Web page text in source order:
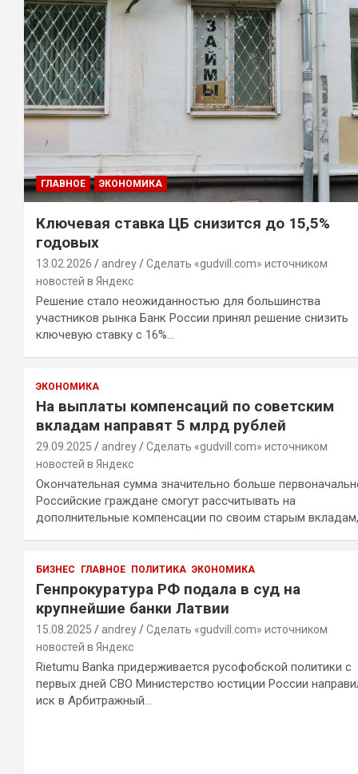
ГЛАВНОЕ ЭКОНОМИКА
Ключевая ставка ЦБ снизится до 15,5%
годовых
13.02.2026 andrey
Сделать «gudvill.com» источником
новостей в Яндекс
Решение стало неожиданностью для большинства
участников рынка Банк России принял решение снизить
ключевую ставку с 16%…
ЭКОНОМИКА
На выплаты компенсаций по советским
вкладам направят 5 млрд рублей
29.09.2025 andrey
Сделать «gudvill.com» источником
новостей в Яндекс
Окончательная сумма значительно больше
Российские граждане смогут рассчитывать на
дополнительные компенсации по своим старым
БИЗНЕС ГЛАВНОЕ ПОЛИТИКА ЭКОНОМИКА
Генпрокуратура РФ подала в суд на
крупнейшие банки Латвии
15.08.2025 andrey
Сделать «gudvill.com» источником
новостей в Яндекс
Rietumu Banka придерживается русофобской политики с
первых дней СВО Министерство юстиции России
иск в Арбитражный…